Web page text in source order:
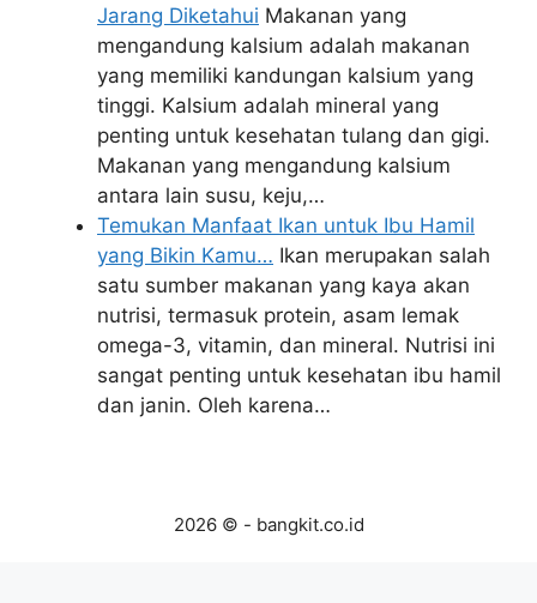
Jarang Diketahui Makanan yang
mengandung kalsium adalah makanan
yang memiliki kandungan kalsium yang
tinggi. Kalsium adalah mineral yang
penting untuk kesehatan tulang dan gigi.
Makanan yang mengandung kalsium
antara lain susu, keju,…
Temukan Manfaat Ikan untuk Ibu Hamil
yang Bikin Kamu… Ikan merupakan salah
satu sumber makanan yang kaya akan
nutrisi, termasuk protein, asam lemak
omega-3, vitamin, dan mineral. Nutrisi ini
sangat penting untuk kesehatan ibu hamil
dan janin. Oleh karena…
2026 © - bangkit.co.id